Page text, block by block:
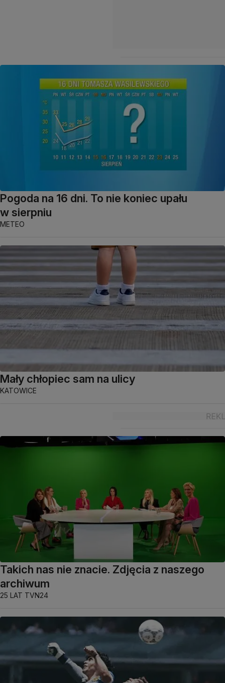
Pogoda na 16 dni. To nie koniec upału
w sierpniu
METEO
Mały chłopiec sam na ulicy
KATOWICE
Takich nas nie znacie. Zdjęcia z naszego
archiwum
25 LAT TVN24